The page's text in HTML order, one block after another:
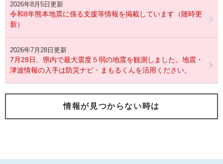
2026年8月5日更新
令和8年熊本地震に係る支援等情報を掲載しています（随時更
新）
2026年7月28日更新
7月28日、県内で最大震度５弱の地震を観測しました。地震・
津波情報の入手は防災ナビ・まもるくんを活用ください。
情報が見つからない時は